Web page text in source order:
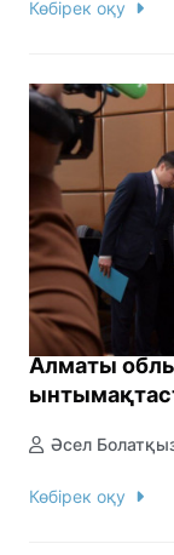
Көбірек оқу
Алматы
Әсел
Көбірек оқу